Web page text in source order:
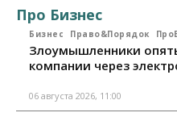
Про Бизнес
Бизнес Право&Порядок
Злоумышленники
компании через
06 августа 2026, 11:00